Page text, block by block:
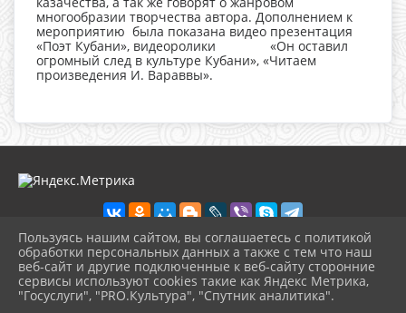
многообразии творчества автора. Дополнением к
мероприятию была показана видео презентация
«Поэт Кубани», видеоролики «Он оставил
огромный след в культуре Кубани», «Читаем
произведения И. Вараввы».
2026 г. cbskuban.apskult.ru
Вход
Карта сайта
Пользуясь нашим сайтом, вы соглашаетесь с политикой
обработки персональных данных а также с тем что наш
веб-сайт и другие подключенные к веб-сайту сторонние
сервисы используют cookies такие как Яндекс Метрика,
"Госуслуги", "PRO.Культура", "Спутник аналитика".